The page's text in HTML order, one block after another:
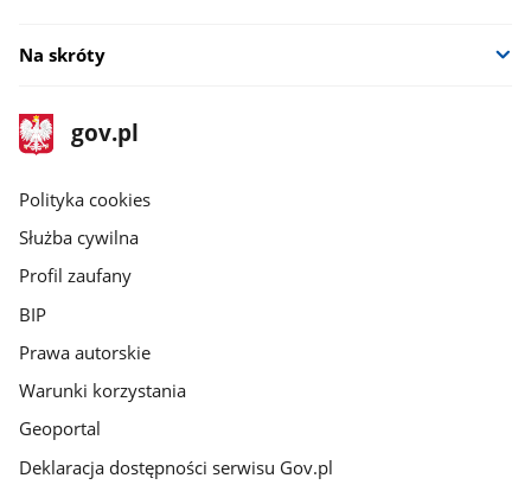
Na skróty
stopka
gov.pl
Strona
gov.pl
gov.pl
Polityka cookies
Służba cywilna
Profil zaufany
BIP
Prawa autorskie
Warunki korzystania
Geoportal
Deklaracja dostępności serwisu Gov.pl